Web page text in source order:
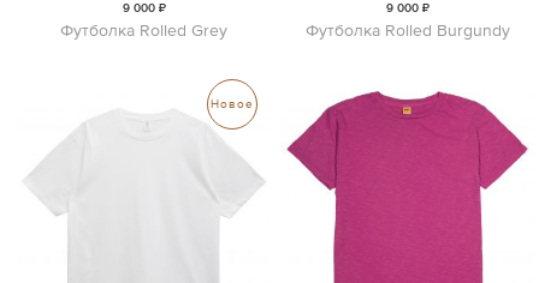
9 000 ₽
Футболка Rolled Grey
9 000 ₽
Футболка Rolled Burgundy
Новое